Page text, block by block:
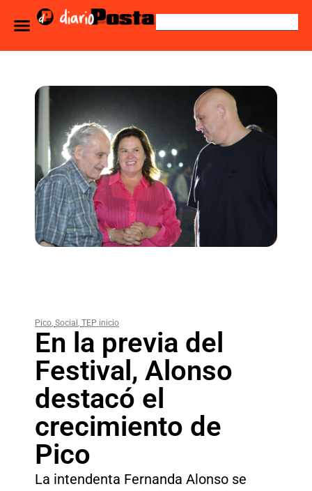
Pico, Social , TEP inicio
En la previa del
Festival, Alonso
destacó el
crecimiento de
Pico
La intendenta Fernanda Alonso se